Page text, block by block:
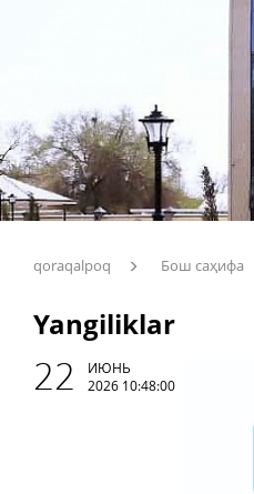
qoraqalpoq Бош саҳифа
Yangiliklar
22
ИЮНЬ
2026 10:48:00